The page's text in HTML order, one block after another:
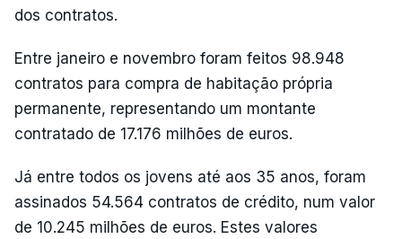
dos contratos.
Entre janeiro e novembro foram feitos 98.948
contratos para compra de habitação própria
permanente, representando um montante
contratado de 17.176 milhões de euros.
Já entre todos os jovens até aos 35 anos, foram
assinados 54.564 contratos de crédito, num valor
de 10.245 milhões de euros. Estes valores